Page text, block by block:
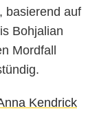
, basierend auf
Bohjalian
Mordfall
Kendrick